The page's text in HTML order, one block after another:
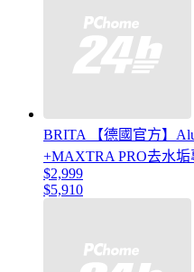
BRITA 【德國官方】
+MAXTRA PRO去水
$2,999
$5,910